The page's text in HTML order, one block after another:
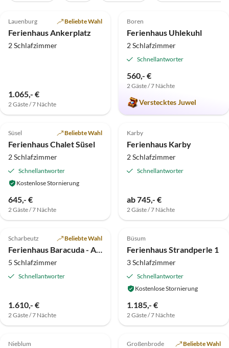
Top-Inserat
Lauenburg Beliebte Wahl
Ferienhaus Ankerplatz
2 Schlafzimmer
1.065,- €
2 Gäste / 7 Nächte
Top-Inserat
Boren
Ferienhaus Uhlekuhl
2 Schlafzimmer
Schnellantworter
560,- €
2 Gäste / 7 Nächte
Verstecktes Juwel
Virtuelle
Tour
Super-Gastgeber
Top-Inserat
4.9 (16)
Süsel Beliebte Wahl
Ferienhaus Chalet Süsel
2 Schlafzimmer
Schnellantworter
Kostenlose Stornierung
645,- €
2 Gäste / 7 Nächte
Top-Inserat
4.4 (4)
Karby
Ferienhaus Karby
2 Schlafzimmer
Schnellantworter
ab 745,- €
2 Gäste / 7 Nächte
Top-Inserat
4.6 (3)
Scharbeutz Beliebte Wahl
5 Schlafzimmer
Schnellantworter
1.610,- €
2 Gäste / 7 Nächte
Top-Inserat
Büsum
Ferienhaus Strandperle 1
3 Schlafzimmer
Schnellantworter
Kostenlose Stornierung
1.185,- €
2 Gäste / 7 Nächte
Top-Inserat
Nieblum
Top-Inserat
Großenbrode Beliebte Wahl